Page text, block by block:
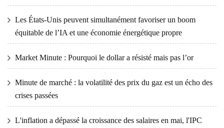
Les États-Unis peuvent simultanément favoriser un boom
équitable de l’IA et une économie énergétique propre
Market Minute : Pourquoi le dollar a résisté mais pas l’or
Minute de marché : la volatilité des prix du gaz est un écho des
crises passées
L'inflation a dépassé la croissance des salaires en mai, l'IPC